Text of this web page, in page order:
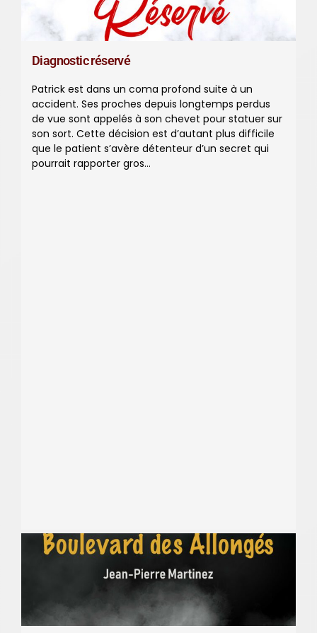
Diagnostic réservé
Patrick est dans un coma profond suite à un
accident. Ses proches depuis longtemps perdus
de vue sont appelés à son chevet pour statuer sur
son sort. Cette décision est d’autant plus difficile
que le patient s’avère détenteur d’un secret qui
pourrait rapporter gros…